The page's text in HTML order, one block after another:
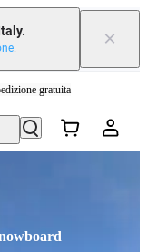
. ×
gratuita
il tuo nuovo acquisto.｜